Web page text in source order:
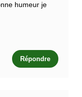
humeur je
Répondre